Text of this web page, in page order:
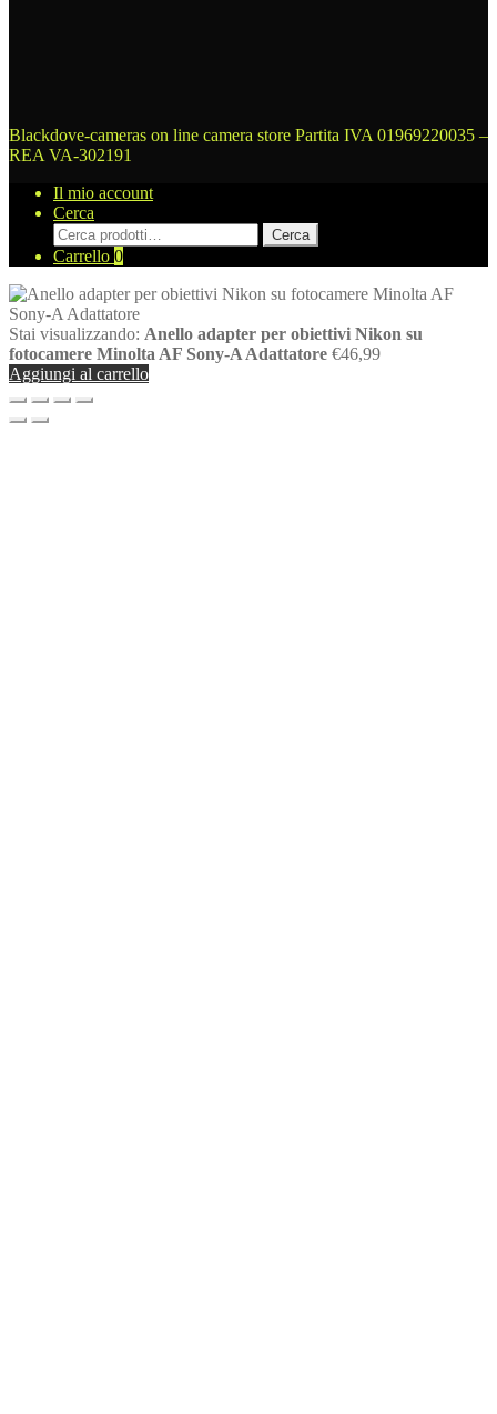
Blackdove-cameras on line camera store Partita IVA 01969220035 –
REA VA-302191
Il mio account
Cerca
Cerca:
Cerca
Carrello 0
Stai visualizzando: Anello adapter per obiettivi Nikon su
fotocamere Minolta AF Sony-A Adattatore €46,99
Aggiungi al carrello